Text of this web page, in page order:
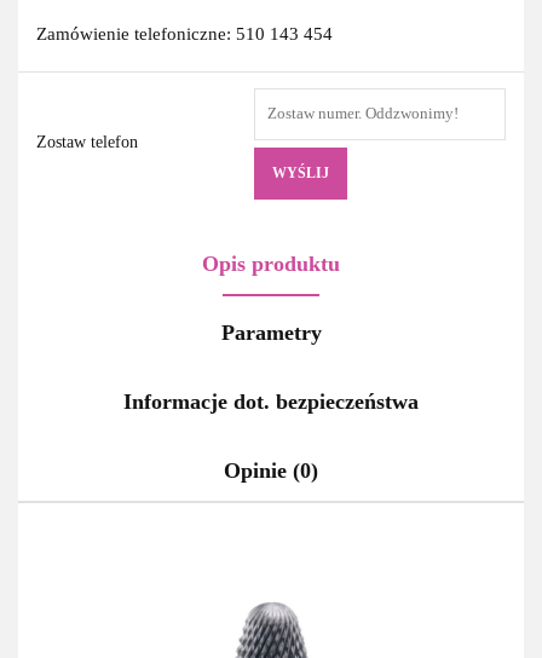
Zamówienie telefoniczne: 510 143 454
Zostaw telefon
WYŚLIJ
Opis produktu
Parametry
Informacje dot. bezpieczeństwa
Opinie (0)